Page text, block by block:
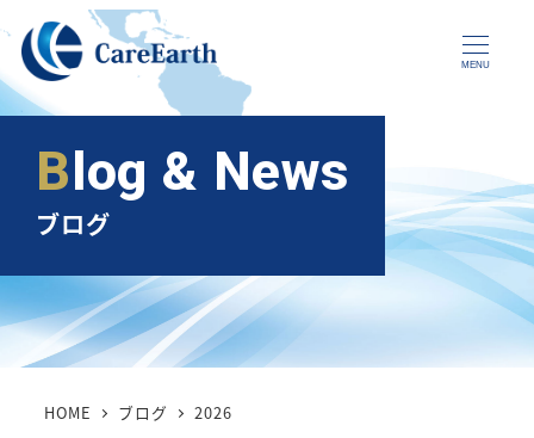
メ
イ
ン
コ
へ
移
動
MENU
Blog & News
ブログ
HOME ブログ 2026